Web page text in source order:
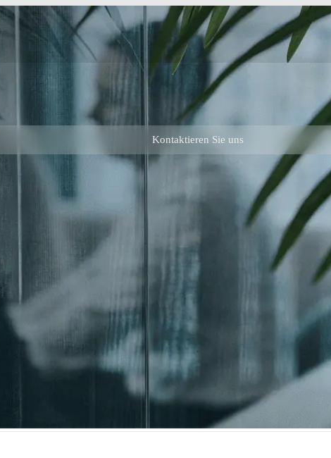
Kontaktieren Sie uns